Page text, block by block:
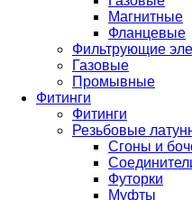
Магнитные
Фланцевые
Фильтрующие
Газовые
Промывные
Фитинги
Фитинги
Резьбовые
Сгоны и
Футорки
Муфты